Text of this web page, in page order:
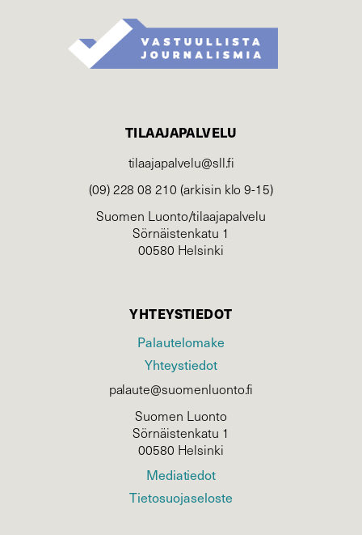
TILAAJAPALVELU
tilaajapalvelu@sll.fi
(09) 228 08 210 (arkisin klo 9-15)
Suomen Luonto/tilaajapalvelu
Sörnäistenkatu 1
00580 Helsinki
YHTEYSTIEDOT
Palautelomake
Yhteystiedot
palaute@suomenluonto.fi
Suomen Luonto
Sörnäistenkatu 1
00580 Helsinki
Mediatiedot
Tietosuojaseloste